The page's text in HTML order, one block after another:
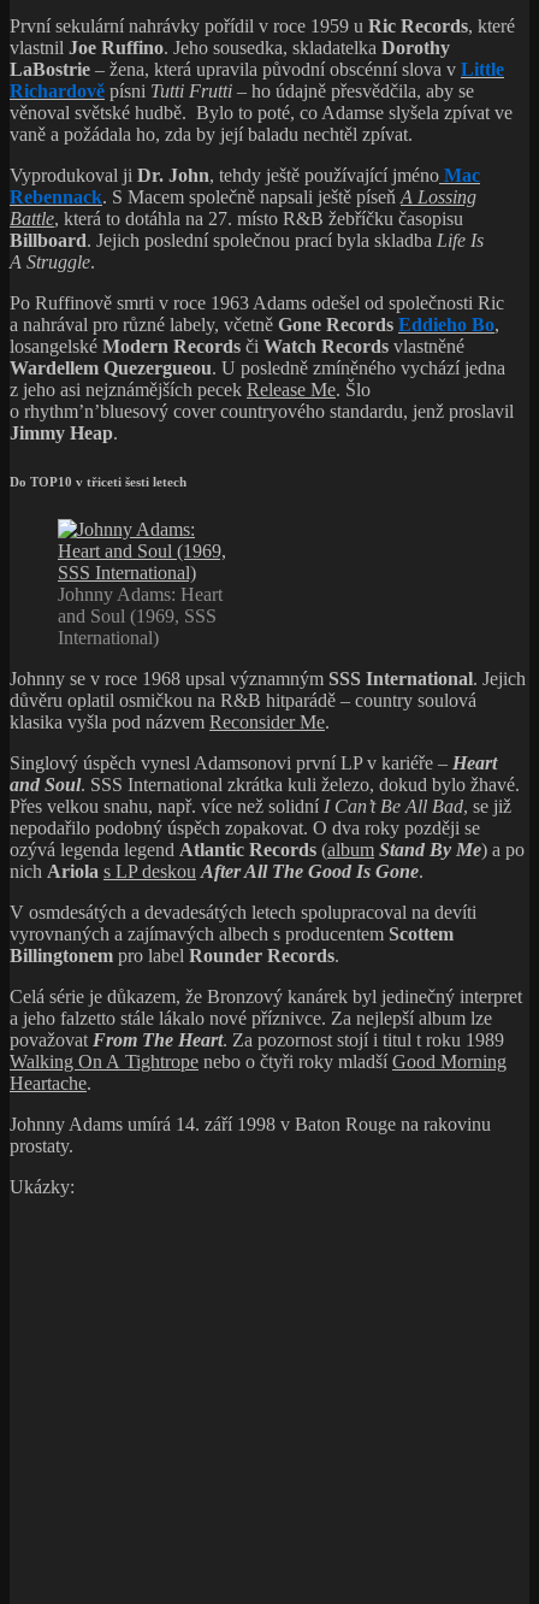
První sekulární nahrávky pořídil v roce 1959 u Ric Records, které
vlastnil Joe Ruffino. Jeho sousedka, skladatelka Dorothy
LaBostrie – žena, která upravila původní obscénní slova v Little
Richardově písni Tutti Frutti – ho údajně přesvědčila, aby se
věnoval světské hudbě. Bylo to poté, co Adamse slyšela zpívat ve
vaně a požádala ho, zda by její baladu nechtěl zpívat.
Vyprodukoval ji Dr. John, tehdy ještě používající jméno Mac
Rebennack. S Macem společně napsali ještě píseň A Lossing
Battle, která to dotáhla na 27. místo R&B žebříčku časopisu
Billboard. Jejich poslední společnou prací byla skladba Life Is
A Struggle.
Po Ruffinově smrti v roce 1963 Adams odešel od společnosti Ric
a nahrával pro různé labely, včetně Gone Records Eddieho Bo,
losangelské Modern Records či Watch Records vlastněné
Wardellem Quezergueou. U posledně zmíněného vychází jedna
z jeho asi nejznámějších pecek Release Me. Šlo
o rhythm’n’bluesový cover countryového standardu, jenž proslavil
Jimmy Heap.
Do TOP10 v třiceti šesti letech
Johnny Adams: Heart
and Soul (1969, SSS
International)
Johnny se v roce 1968 upsal významným SSS International. Jejich
důvěru oplatil osmičkou na R&B hitparádě – country soulová
klasika vyšla pod názvem Reconsider Me.
Singlový úspěch vynesl Adamsonovi první LP v kariéře – Heart
and Soul. SSS International zkrátka kuli železo, dokud bylo žhavé.
Přes velkou snahu, např. více než solidní I Can’t Be All Bad, se již
nepodařilo podobný úspěch zopakovat. O dva roky později se
ozývá legenda legend Atlantic Records (album Stand By Me) a po
nich Ariola s LP deskou After All The Good Is Gone.
V osmdesátých a devadesátých letech spolupracoval na devíti
vyrovnaných a zajímavých albech s producentem Scottem
Billingtonem pro label Rounder Records.
Celá série je důkazem, že Bronzový kanárek byl jedinečný interpret
a jeho falzetto stále lákalo nové příznivce. Za nejlepší album lze
považovat From The Heart. Za pozornost stojí i titul t roku 1989
Walking On A Tightrope nebo o čtyři roky mladší Good Morning
Heartache.
Johnny Adams umírá 14. září 1998 v Baton Rouge na rakovinu
prostaty.
Ukázky: